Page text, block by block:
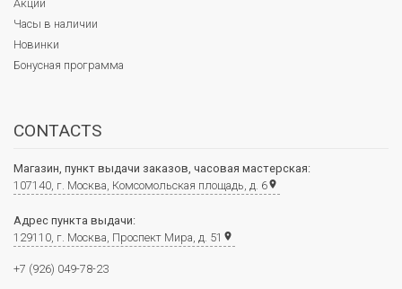
Акции
Часы в наличии
Новинки
Бонусная программа
CONTACTS
Магазин, пункт выдачи заказов, часовая мастерская:
107140, г. Москва, Комсомольская площадь, д. 6place
Адрес пункта выдачи:
129110, г. Москва, Проспект Мира, д. 51 place
+7 (926) 049-78-23